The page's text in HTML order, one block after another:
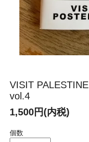
VISIT
vol.4
1,500円(内税)
個数